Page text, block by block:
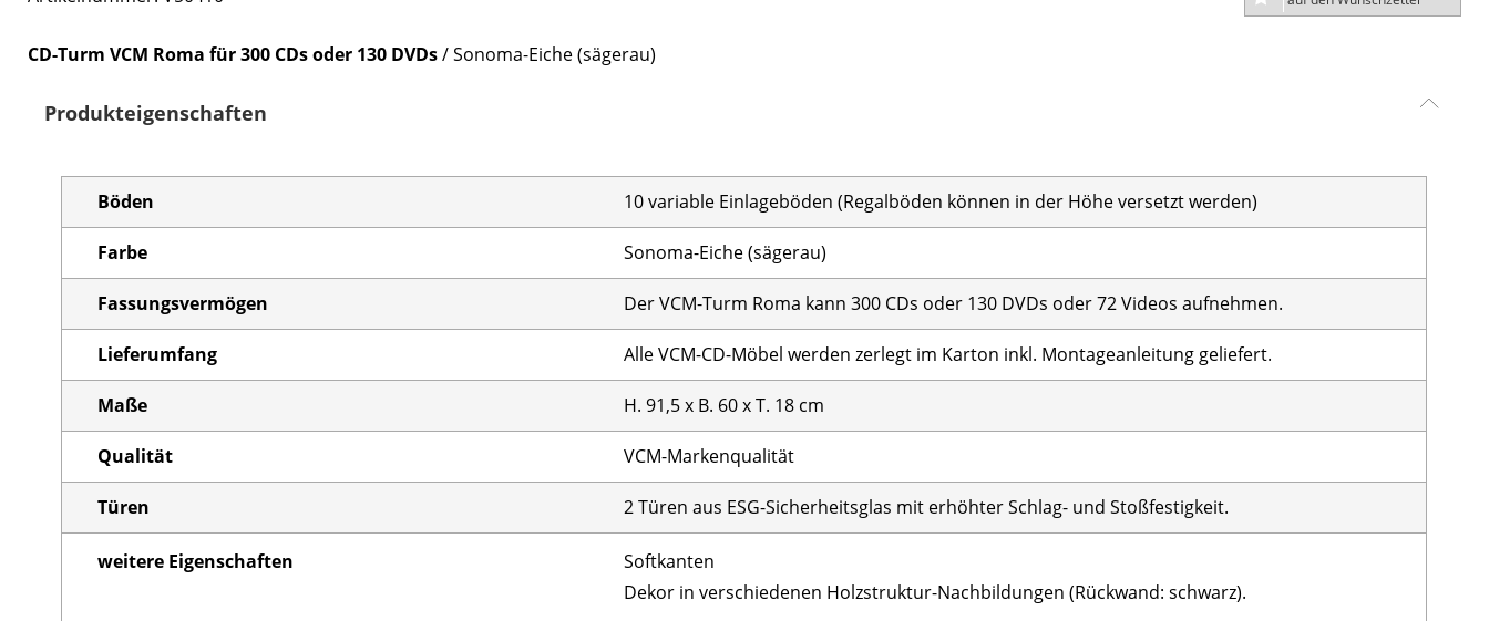
CD-Turm VCM Roma für 300 CDs oder 130 DVDs/ Sonoma-Eiche (sägerau)
Produkteigenschaften
Böden 10 variable Einlageböden (Regalböden können in der Höhe versetzt werden)
Farbe Sonoma-Eiche (sägerau)
Fassungsvermögen Der VCM-Turm Roma kann 300 CDs oder 130 DVDs oder 72 Videos aufnehmen.
Lieferumfang Alle VCM-CD-Möbel werden zerlegt im Karton inkl. Montageanleitung geliefert.
Maße H. 91,5 x B. 60 x T. 18 cm
Qualität VCM-Markenqualität
Türen 2 Türen aus ESG-Sicherheitsglas mit erhöhter Schlag- und Stoßfestigkeit.
weitere Eigenschaften
Softkanten
Dekor in verschiedenen Holzstruktur-Nachbildungen (Rückwand: schwarz).